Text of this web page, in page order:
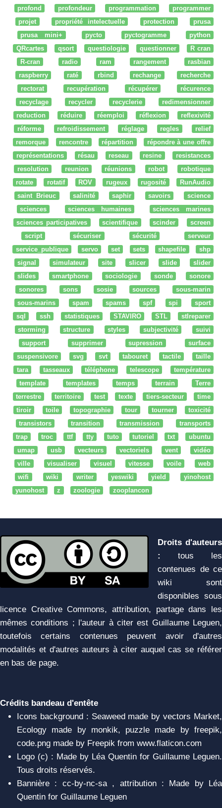
profond
profondeur programmation
programmer
projet
propriété intelectuelle protection
prusa
prusa mini+
pycto pyctogramme
python
QRcartes
qsort questiologie questionner
R cran
R-cran
radio ram rangement
rasbian
raspberry
raté rbind rechange
recherche
rectorat
recupération récupérer
récurence
recyclage
recycler recyclerie
redimensionner
reduction
réduire réemploi réflexion
reflexivité
réforme
refroidissement réglage regles
relief
remorque
rencontre répartition
répondre à une offre
représentations
résau reseau resine
resistances
resolution
reunion réunions robot
robotique
rotate
rotatif ROV rugeux rugosité
RunAudio
saint Brieuc
salinité saphir savoirs
science
sciences
sciences humaines
sciences marines
sciences participatives
scientifique scinder
screen
script
sécuriser sécurité
serveur
service_publique
servo set sets shapefile
shp
signal
simulateur site slicer slide
slider
slides
smartphone sociologie sonde
sonore
sonores
sons sosie sources
sous-marin
sous-marins
spam spams spf spi
sport
sql
ssh statistiques STAVIRO STL
stlreparer
storming
structure styles subjectivité
suivi
support
supprimer supression
surface
suspensivore
svg svt tabouret tactile
taille
tara
tasseaux téléphone telescope
température
template
templates temps terrain
Terre
terrestre
territoire test texte tiers-secteur
time
tiroir
toile topographie tour tourner
toxicité
transistors
transition transmission
transports
trap
troc ttf tty tuto tutoriel txt
ubuntu
umap
usb vecteurs vectoriels vent
vidéo
ville
visualiser visuel vitesse voile
web
wifi
wiki writer yeswiki yield
yinohost
yunohost
z zoologie zooplancon
Droits d'auteurs
:
tous les
contenues de ce
wiki sont
disponibles sous
licence Creative Commons, attribution, partage dans les
mêmes conditions ; l'auteur à citer est Guillaume Leguen,
toutefois certains contenues peuvent avoir d'autres
modalités et d'autres auteurs à citer auquel cas se référer
en bas de page.
Crédits bandeau d'entête
Icons background : Seaweed made by vectors Market,
Ecology made by monkik, puzzle made by freepik,
code.png made by Freepik from www.flaticon.com
Logo (c) : Made by Léa Quentin for Guillaume Leguen.
Tous droits réservés.
Bannière : cc-by-nc-sa , attribution : Made by Léa
Quentin for Guillaume Leguen